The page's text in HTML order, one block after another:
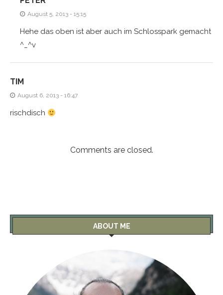
August 5, 2013 - 15:15
Hehe das oben ist aber auch im Schlosspark gemacht
^_^v
TIM
August 6, 2013 - 16:47
rischdisch
Comments are closed.
ABOUT ME